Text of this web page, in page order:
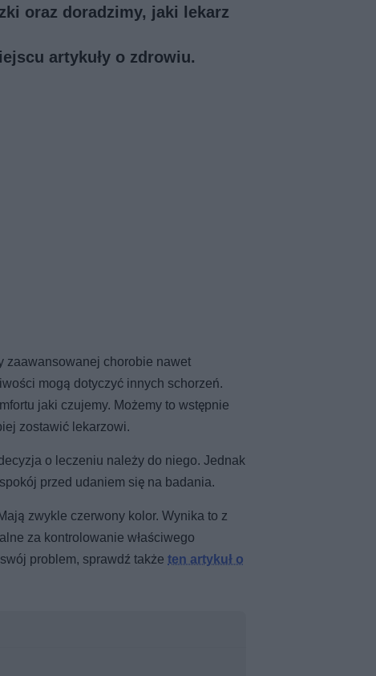
oraz doradzimy, jaki lekarz
artykuły o zdrowiu.
zaawansowanej chorobie nawet
mogą dotyczyć innych schorzeń.
jaki czujemy. Możemy to wstępnie
zostawić lekarzowi.
o leczeniu należy do niego. Jednak
przed udaniem się na badania.
zwykle czerwony kolor. Wynika to z
za kontrolowanie właściwego
problem, sprawdź także ten artykuł o